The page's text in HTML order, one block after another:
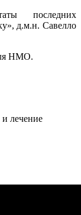
последних
д.м.н. Савелло
НМО.
и лечение